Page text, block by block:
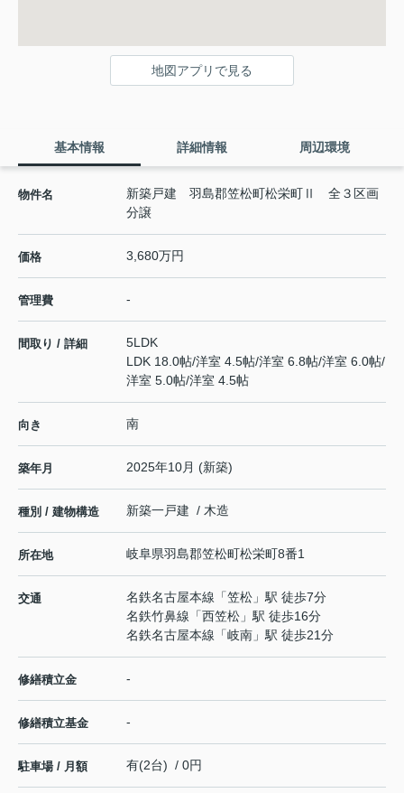
地図アプリで見る
基本情報 詳細情報 周辺環境
物件名
新築戸建 羽島郡笠松町松栄町Ⅱ 全３区画
分譲
価格 3,680万円
管理費 -
間取り / 詳細
5LDK
LDK 18.0帖/洋室 4.5帖/洋室 6.8帖/洋室 6.0帖/
洋室 5.0帖/洋室 4.5帖
向き 南
築年月 2025年10月 (新築)
種別 / 建物構造 新築一戸建 / 木造
所在地 岐阜県羽島郡笠松町松栄町8番1
交通 名鉄名古屋本線 「笠松 」駅 徒歩7分
名鉄竹鼻線 「西笠松 」駅 徒歩16分
名鉄名古屋本線 「岐南 」駅 徒歩21分
修繕積立金 -
修繕積立基金 -
駐車場 / 月額 有(2台) / 0円